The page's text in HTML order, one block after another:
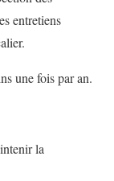
entretiens
une fois par an.
la